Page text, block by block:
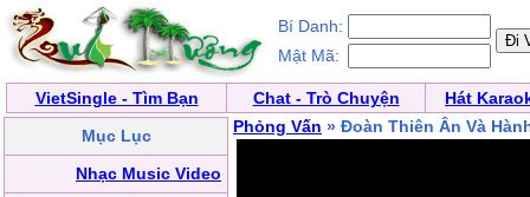
Bí Danh:
Mật Mã:
VietSingle - Tìm Bạn Chat - Trò Chuyện
Hát
Mục Lục
Nhạc Music Video
Phỏng Vấn » Đoàn Thiên Ân Và